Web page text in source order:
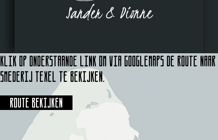
Sander & Dionne
Klik op onderstaande link om via Googlemaps de route naar
Smederij Texel te bekijken.
Route bekijken